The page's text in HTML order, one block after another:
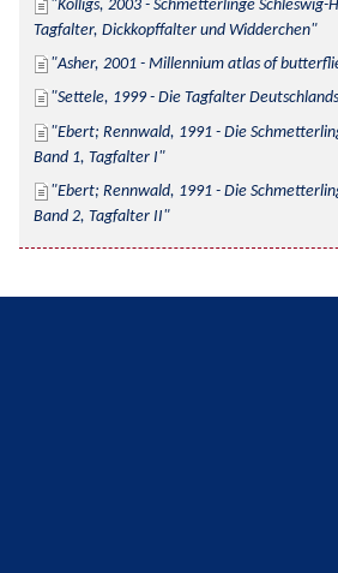
Kolligs, 2003 - Schmetterlinge Schleswig-
Tagfalter, Dickkopffalter und Widderchen
Asher, 2001 - Millennium atlas of
Settele, 1999 - Die Tagfalter Deutschlands
Ebert; Rennwald, 1991 - Die
Band 1, Tagfalter I
Ebert; Rennwald, 1991 - Die
Band 2, Tagfalter II